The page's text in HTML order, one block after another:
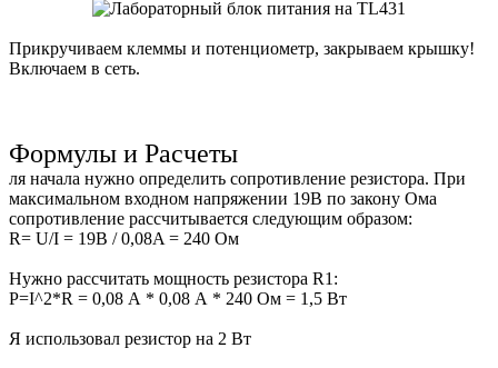
Прикручиваем клеммы и потенциометр, закрываем крышку!
Включаем в сеть.
Формулы и Расчеты
ля начала нужно определить сопротивление резистора. При
максимальном входном напряжении 19В по закону Ома
сопротивление рассчитывается следующим образом:
R= U/I = 19В / 0,08A = 240 Ом
Нужно рассчитать мощность резистора R1:
P=I^2*R = 0,08 А * 0,08 А * 240 Ом = 1,5 Вт
Я использовал резистор на 2 Вт